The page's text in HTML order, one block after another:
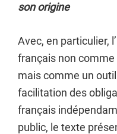
son origine
Avec, en particulier,
français non comme
mais comme un
facilitation des
français
public, le texte